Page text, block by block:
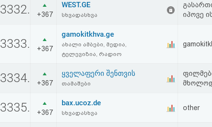
3332. +367
WEST.GE
სხვადასხვა
იპოვე
3333. +367
gamokitkhva.ge
ახალი ამბები, მედია,
ტელევიზია, რადიო
3334. +367
ყველაფერი შენთვის
თამაშები
მხოლოდ
3335. +367
bax.ucoz.de
სხვადასხვა
other